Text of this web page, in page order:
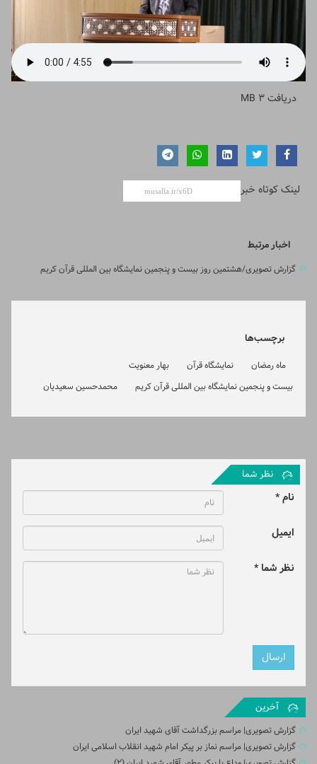
دریافت3 MB
لینک کوتاه خبر
اخبار مرتبط
گزارش تصویری/هشتمین روز بیست و پنجمین نمایشگاه بین المللی قرآن کریم
برچسب‌ها
ماه رمضان نمایشگاه قرآن
بهار معنویت
بیست و پنجمین نمایشگاه بین المللی قرآن کریم
محمدحسین سعیدیان
نظر شما
نام *
ایمیل
نظر شما *
آخرین
گزارش تصویری| مراسم بزرگداشت آقای شهید ایران
گزارش تصویری| مراسم نماز بر پیکر امام شهید انقلاب اسلامی ایران